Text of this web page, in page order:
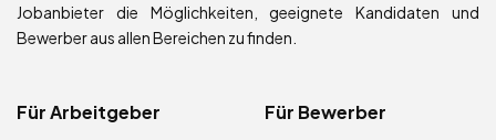
Jobanbieter die Möglichkeiten, geeignete Kandidaten und
Bewerber aus allen Bereichen zu finden.
Für Arbeitgeber Für Bewerber